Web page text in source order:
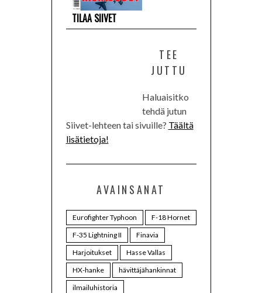
TILAA SIIVET
TEE
JUTTU
Haluaisitko
tehdä jutun
Siivet-lehteen tai sivuille? Täältä
lisätietoja!
AVAINSANAT
Eurofighter Typhoon
F-18 Hornet
F-35 Lightning II
Finavia
Harjoitukset
Hasse Vallas
HX-hanke
hävittäjähankinnat
ilmailuhistoria